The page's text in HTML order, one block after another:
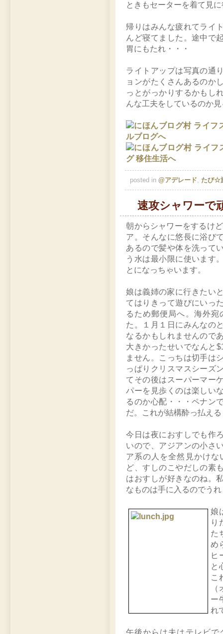
ときもセーターを着て見
帰りはみんな疲れてライ
んど寝てました。途中で
胃にもたれ・・・
ライトアップは写真の通
ョンがたくさんあるのか
っとがっかりするかもし
んな工夫をしているのか
posted in @アデレード, たび☆
速攻シャワーで
朝からシャワーをするけ
ア。そんなに悠長に浴び
あるので髪や体を洗って
う水は最小限に使います
とになっちゃいます。
娘は義姉の家に行きたい
てはりきって遊びにいっ
るため郵便局へ。海外
た。１月１日にみんなの
なるかもしれませんので
大きかったせいでなんと
ません。こっちは切手は
っぱりクリスマスシーズ
てその後はスーパーマー
パーを見歩くのは楽しい
るのか心配・・・ペナン
だ。これが結構酔っ払え
今日は夜におすしでも作
いので、アジアンの小さ
ア系の人を全然見かけな
ど、すしのこやだしの素
はおすしが好きなのね。
なものは手に入るのでう
娘
り
た
め
ヒ
と
こ
ー
れ